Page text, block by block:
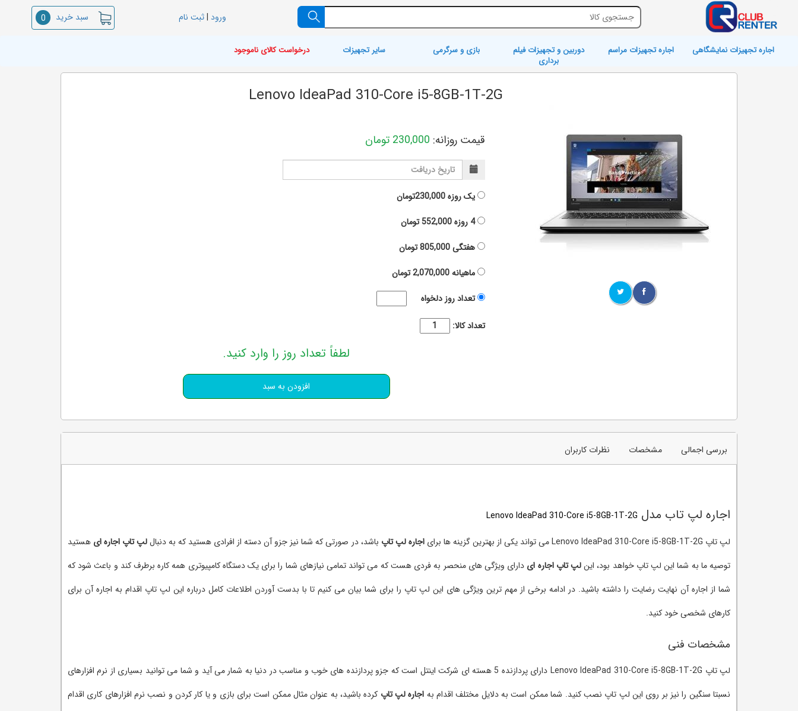
ورود |ثبت نام سبد خرید 0
اجاره تجهیزات نمایشگاهی اجاره تجهیزات مراسم
دوربین و تجهیزات فیلم
برداری
بازی و سرگرمی سایر تجهیزات درخواست کالای ناموجود
Lenovo IdeaPad 310-Core i5-8GB-1T-2G
قیمت روزانه: 230,000 تومان
یک روزه230,000تومان
4 روزه
552,000تومان
هفتگی805,000تومان
ماهیانه2,070,000تومان
تعداد روز دلخواه
تعداد کالا:
لطفاً تعداد روز را وارد کنید.
بررسی اجمالی مشخصات نظرات کاربران
اجاره لپ تاب مدل Lenovo IdeaPad 310-Core i5-8GB-1T-2G
لپ تاپ Lenovo IdeaPad 310-Core i5-8GB-1T-2G می تواند یکی از بهترین گزینه ها برای
اجاره لپ تاپ باشد، در صورتی که شما نیز جزو آن دسته از افرادی هستید که به دنباللپ تاپ اجاره ای هستید
توصیه ما به شما این لپ تاپ خواهد بود، اینلپ تاپ اجاره ای دارای ویژگی های منحصر به فردی هست که می تواند تمامی نیازهای شما را برای یک دستگاه کامپیوتری همه کاره برطرف کند و باعث شود که
شما از اجاره آن نهایت رضایت را داشته باشید. در ادامه برخی از مهم ترین ویژگی های این لپ تاپ را برای شما بیان می کنیم تا با بدست آوردن اطلاعات کامل درباره این لپ تاپ اقدام به اجاره آن برای
کارهای شخصی خود کنید.
مشخصات فنی
لپ تاپ Lenovo IdeaPad 310-Core i5-8GB-1T-2G دارای پردازنده 5 هسته ای شرکت اینتل است که جزو پردازنده های خوب و مناسب در دنیا به شمار می آید و شما می توانید بسیاری از نرم افزارهای
نسبتا سنگین را نیز بر روی این لپ تاپ نصب کنید. شما ممکن است به دلایل مختلف اقدام به اجاره لپ تاپ کرده باشید، به عنوان مثال ممکن است برای بازی و یا کار کردن و نصب نرم افزارهای کاری اقدام